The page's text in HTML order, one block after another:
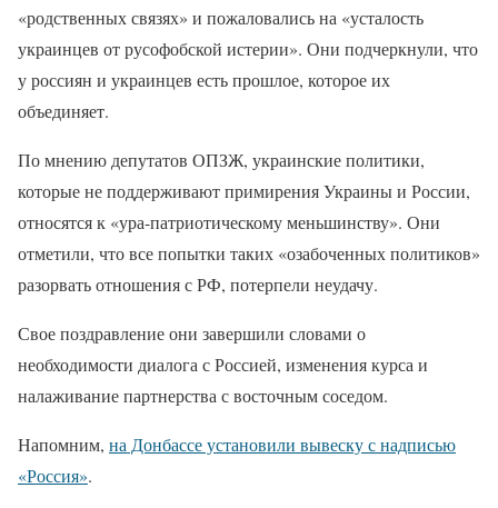
«родственных связях» и пожаловались на «усталость
украинцев от русофобской истерии». Они подчеркнули, что
у россиян и украинцев есть прошлое, которое их
объединяет.
По мнению депутатов ОПЗЖ, украинские политики,
которые не поддерживают примирения Украины и России,
относятся к «ура-патриотическому меньшинству». Они
отметили, что все попытки таких «озабоченных политиков»
разорвать отношения с РФ, потерпели неудачу.
Свое поздравление они завершили словами о
необходимости диалога с Россией, изменения курса и
налаживание партнерства с восточным соседом.
Напомним, на Донбассе установили вывеску с надписью
«Россия».